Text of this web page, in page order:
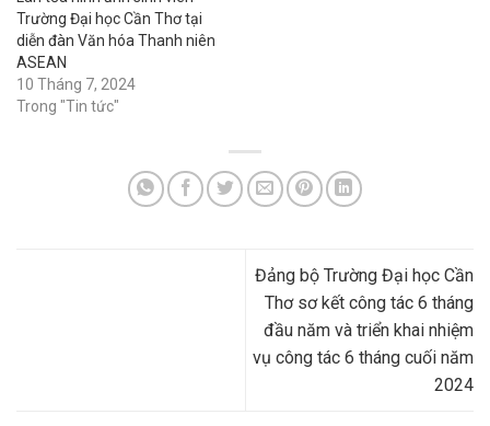
Trường Đại học Cần Thơ tại
diễn đàn Văn hóa Thanh niên
ASEAN
10 Tháng 7, 2024
Trong "Tin tức"
Đảng bộ Trường Đại học Cần
Thơ sơ kết công tác 6 tháng
đầu năm và triển khai nhiệm
vụ công tác 6 tháng cuối năm
2024